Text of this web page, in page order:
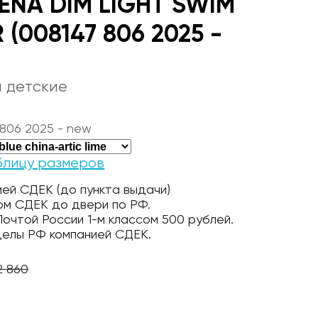
(008147 806 2025 -
2025 - new
размеров
СДЕК (до пункта выдачи)
СДЕК до двери по РФ.
России 1-м классом 500 рублей.
РФ компанией СДЕК.
860